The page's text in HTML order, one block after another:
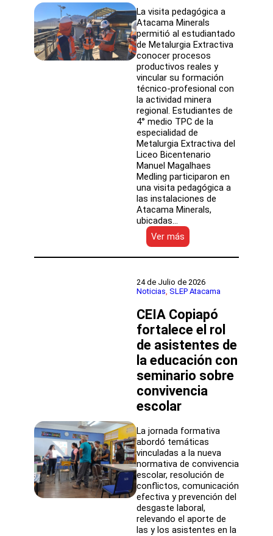
La visita pedagógica a
Atacama Minerals
permitió al estudiantado
de Metalurgia Extractiva
conocer procesos
productivos reales y
vincular su formación
técnico-profesional con
la actividad minera
regional. Estudiantes de
4° medio TPC de la
especialidad de
Metalurgia Extractiva del
Liceo Bicentenario
Manuel Magalhaes
Medling participaron en
una visita pedagógica a
las instalaciones de
Atacama Minerals,
ubicadas…
Ver más
Estudiantes
del
Bicentenario
Manuel
Medling
fortalecieron
sus
aprendizajes
en
terreno
24 de Julio de 2026
Noticias, SLEP Atacama
CEIA Copiapó
fortalece el rol
de asistentes de
la educación con
seminario sobre
convivencia
escolar
La jornada formativa
abordó temáticas
vinculadas a la nueva
normativa de convivencia
escolar, resolución de
conflictos, comunicación
efectiva y prevención del
desgaste laboral,
relevando el aporte de
las y los asistentes en la